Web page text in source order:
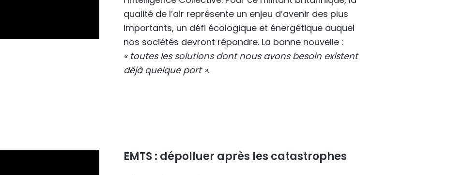
qualité de l’air représente un enjeu d’avenir des plus
importants, un défi écologique et énergétique auquel
nos sociétés devront répondre. La bonne nouvelle :
« toutes les solutions dont nous avons besoin existent
déjà quelque part ».
EMTS : dépolluer après les catastrophes